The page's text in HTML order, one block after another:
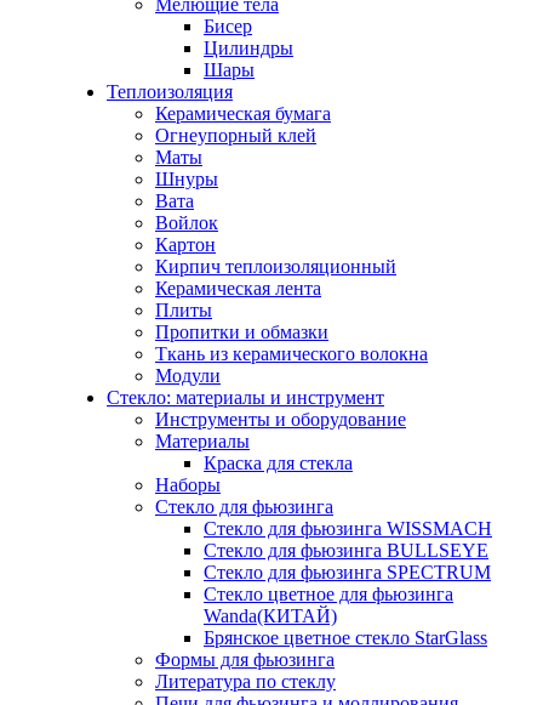
Мелющие тела
Бисер
Цилиндры
Шары
Теплоизоляция
Керамическая бумага
Огнеупорный клей
Маты
Шнуры
Вата
Войлок
Картон
Кирпич теплоизоляционный
Керамическая лента
Плиты
Пропитки и обмазки
Ткань из керамического волокна
Модули
Стекло: материалы и инструмент
Инструменты и оборудование
Материалы
Краска для стекла
Наборы
Стекло для фьюзинга
Стекло для фьюзинга WISSMACH
Стекло для фьюзинга BULLSEYE
Стекло для фьюзинга SPECTRUM
Стекло цветное для фьюзинга
Wanda(КИТАЙ)
Брянское цветное стекло StarGlass
Формы для фьюзинга
Литература по стеклу